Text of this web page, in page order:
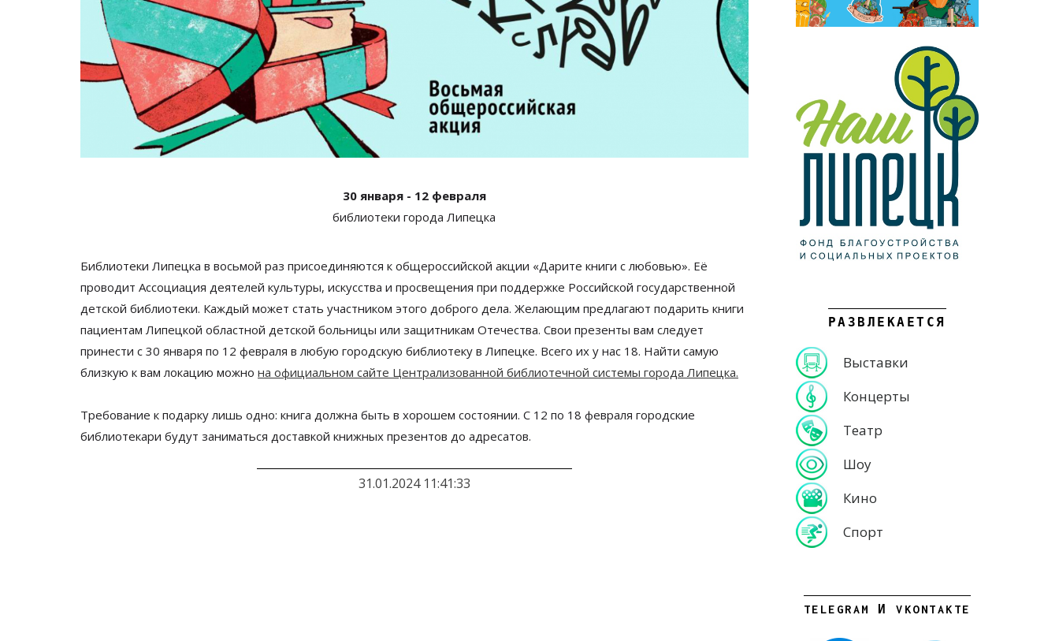
30 января - 12 февраля
библиотеки города Липецка
Библиотеки Липецка в восьмой раз присоединяются к общероссийской акции «Дарите книги с любовью». Её
проводит Ассоциация деятелей культуры, искусства и просвещения при поддержке Российской государственной
детской библиотеки. Каждый может стать участником этого доброго дела. Желающим предлагают подарить книги
пациентам Липецкой областной детской больницы или защитникам Отечества. Свои презенты вам следует
принести с 30 января по 12 февраля в любую городскую библиотеку в Липецке. Всего их у нас 18. Найти самую
близкую к вам локацию можно на официальном сайте Централизованной библиотечной системы города Липецка.
Требование к подарку лишь одно: книга должна быть в хорошем состоянии. С 12 по 18 февраля городские
библиотекари будут заниматься доставкой книжных презентов до адресатов.
31.01.2024 11:41:33
РАЗВЛЕКАЕТСЯ
Выставки
Концерты
Театр
Шоу
Кино
Спорт
TELEGRAM И VKONTAKTE